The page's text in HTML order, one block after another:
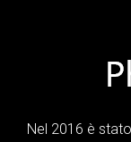
Nel 2016 è